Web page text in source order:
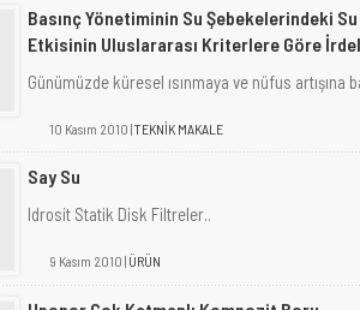
Basınç Yönetiminin Su Şebekelerindeki
Etkisinin Uluslararası Kriterlere Göre
Günümüzde küresel ısınmaya ve nüfus artışına
10 Kasım 2010 |TEKNİK MAKALE
Say Su
Idrosit Statik Disk Filtreler..
9 Kasım 2010 | ÜRÜN